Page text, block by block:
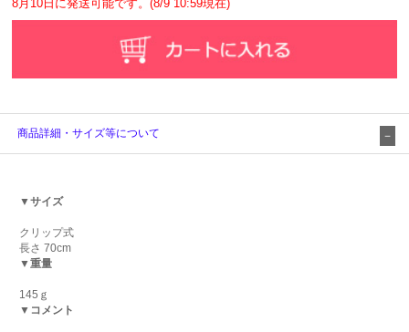
8月10日に発送可能です。(8/9 10:59現在)
商品詳細・サイズ等について
▼サイズ
クリップ式
長さ 70cm
▼重量
145ｇ
▼コメント